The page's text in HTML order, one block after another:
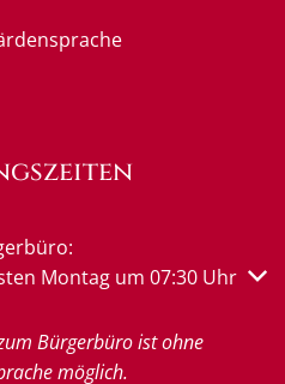
oder Schließzeiten
Montag um 07:30 Uhr
Bürgerbüro ist ohne
möglich.